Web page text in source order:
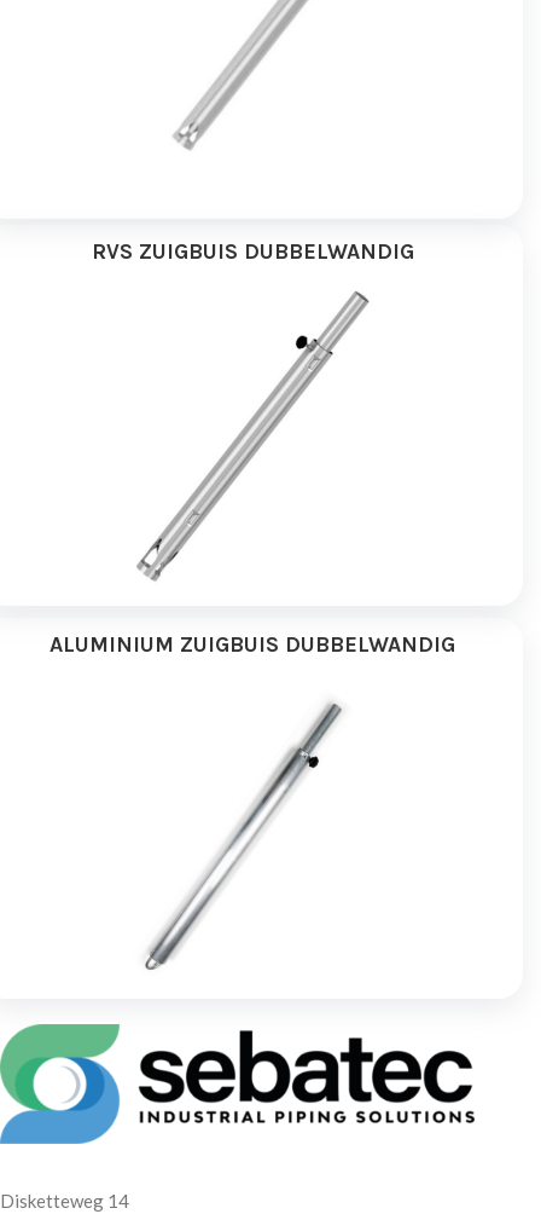
RVS ZUIGBUIS DUBBELWANDIG
ALUMINIUM ZUIGBUIS DUBBELWANDIG
Disketteweg 14